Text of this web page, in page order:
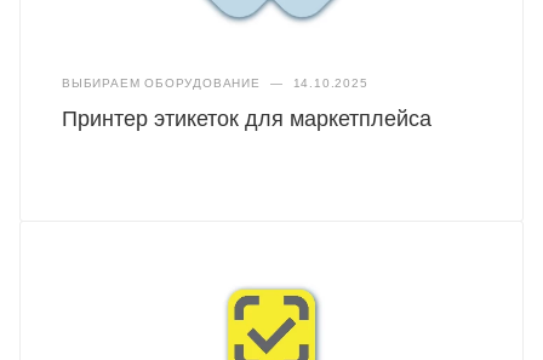
ВЫБИРАЕМ ОБОРУДОВАНИЕ — 14.10.2025
Принтер этикеток для маркетплейса